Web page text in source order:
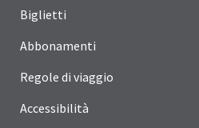
Biglietti
Abbonamenti
Regole di viaggio
Accessibilità